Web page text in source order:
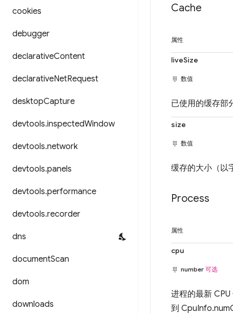
cookies
debugger
declarativeContent
declarativeNetRequest
desktopCapture
devtools.inspectedWindow
devtools.network
devtools.panels
devtools.performance
devtools.recorder
dns
documentScan
dom
downloads
Cache
属性
liveSize
数值
已使用的缓存部
size
数值
缓存的大小（以
Process
属性
cpu
number 可选
进程的最新
到